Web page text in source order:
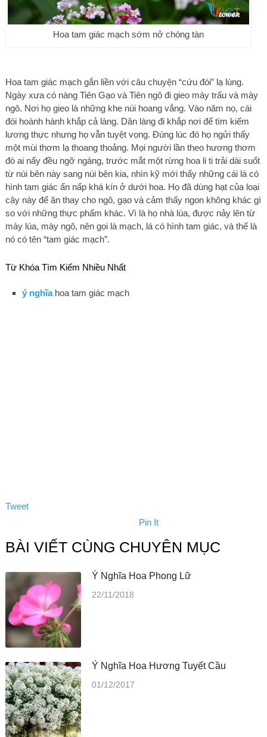
Hoa tam giác mạch sớm nở chóng tàn
Hoa tam giác mạch gắn liền với câu chuyện “cứu đói” lạ lùng.
Ngày xưa có nàng Tiên Gạo và Tiên ngô đi gieo mày trấu và mày
ngô. Nơi họ gieo là những khe núi hoang vắng. Vào năm nọ, cái
đói hoành hành khắp cả làng. Dân làng đi khắp nơi để tìm kiếm
lương thực nhưng họ vẫn tuyệt vọng. Đúng lúc đó họ ngửi thấy
một mùi thơm lạ thoang thoảng. Mọi người lần theo hương thơm
đó ai nấy đều ngỡ ngàng, trước mắt một rừng hoa li ti trải dài suốt
từ núi bên này sang núi bên kia, nhìn kỹ mới thấy những cái lá có
hình tam giác ẩn nấp khá kín ở dưới hoa. Họ đã dùng hạt của loại
cây này để ăn thay cho ngô, gạo và cảm thấy ngon không khác gì
so với những thực phẩm khác. Vì là họ nhà lúa, được nảy lên từ
mày lúa, mày ngô, nên gọi là mạch, lá có hình tam giác, và thế là
nó có tên “tam giác mạch”.
Từ Khóa Tìm Kiếm Nhiều Nhất
ý nghĩahoa tam giác mạch
Tweet
Pin It
BÀI VIẾT CÙNG CHUYÊN MỤC
Ý Nghĩa Hoa Phong Lữ
22/11/2018
Ý Nghĩa Hoa Hương Tuyết Cầu
01/12/2017